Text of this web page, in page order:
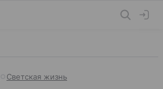
Светская жизнь